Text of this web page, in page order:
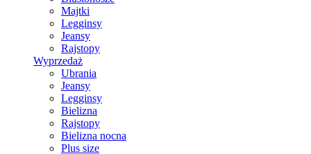
Majtki
Legginsy
Jeansy
Rajstopy
Wyprzedaż
Ubrania
Jeansy
Legginsy
Bielizna
Rajstopy
Bielizna nocna
Plus size